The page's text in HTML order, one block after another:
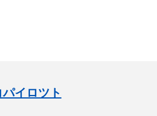
イロツト